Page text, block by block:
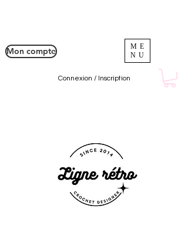
Mon compte
Connexion / Inscription
ME
NU